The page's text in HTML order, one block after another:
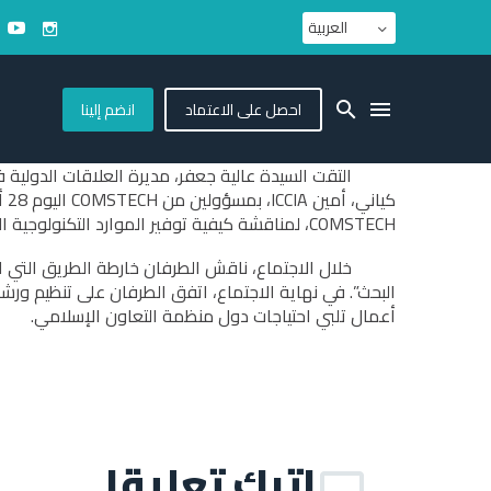
العربية
احصل على الاعتماد انضم إلينا
COMSTECH، لمناقشة كيفية توفير الموارد التكنولوجية المتاحة لدول منظمة التعاون الإسلامي.
أعمال تلبي احتياجات دول منظمة التعاون الإسلامي.